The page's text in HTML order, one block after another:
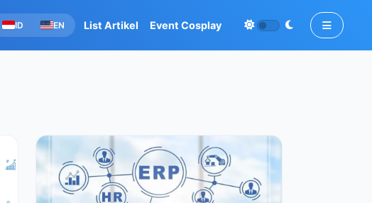
ID EN List Artikel Event Cosplay